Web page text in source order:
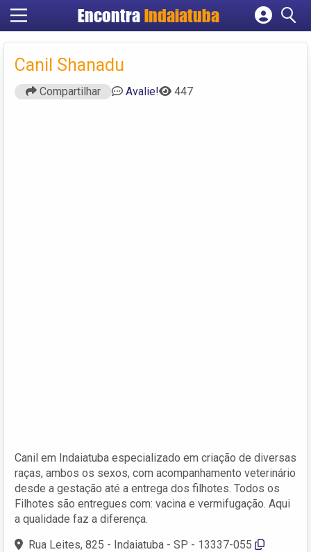
Encontra Indaiatuba
Cadastrar empresa
Canil Shanadu
Compartilhar Avalie! 447
Canil em Indaiatuba especializado em criação de diversas
raças, ambos os sexos, com acompanhamento veterinário
desde a gestação até a entrega dos filhotes. Todos os
Filhotes são entregues com: vacina e vermifugação. Aqui
a qualidade faz a diferença.
Rua Leites, 825 - Indaiatuba - SP - 13337-055